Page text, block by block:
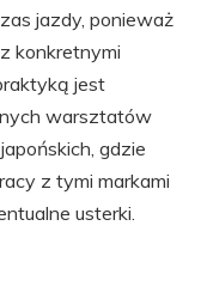
jazdy, ponieważ
konkretnymi
jest
warsztatów
gdzie
z tymi markami
usterki.